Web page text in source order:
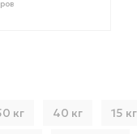
кг 40 кг 15 кг